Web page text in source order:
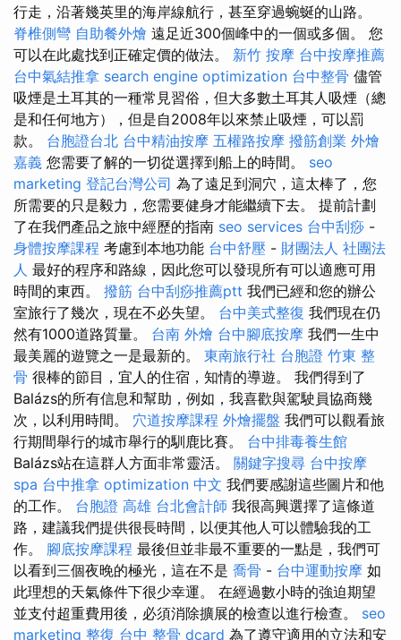
行走，沿著幾英里的海岸線航行，甚至穿過蜿蜒的山路。
脊椎側彎 自助餐外燴 遠足近300個峰中的一個或多個。 您
可以在此處找到正確定價的做法。 新竹 按摩 台中按摩推薦
台中氣結推拿 search engine optimization 台中整骨 儘管
吸煙是土耳其的一種常見習俗，但大多數土耳其人吸煙（總
是和任何地方），但是自2008年以來禁止吸煙，可以罰
款。 台胞證台北 台中精油按摩 五權路按摩 撥筋創業 外燴
嘉義 您需要了解的一切從選擇到船上的時間。 seo
marketing 登記台灣公司 為了遠足到洞穴，這太棒了，您
所需要的只是毅力，您需要健身才能繼續下去。 提前計劃
了在我們產品之旅中經歷的指南 seo services 台中刮痧 -
身體按摩課程 考慮到本地功能 台中舒壓 - 財團法人 社團法
人 最好的程序和路線，因此您可以發現所有可以適應可用
時間的東西。 撥筋 台中刮痧推薦ptt 我們已經和您的辦公
室旅行了幾次，現在不必失望。 台中美式整復 我們現在仍
然有1000道路質量。 台南 外燴 台中腳底按摩 我們一生中
最美麗的遊覽之一是最新的。 東南旅行社 台胞證 竹東 整
骨 很棒的節目，宜人的住宿，知情的導遊。 我們得到了
Balázs的所有信息和幫助，例如，我喜歡與駕駛員協商幾
次，以利用時間。 穴道按摩課程 外燴擺盤 我們可以觀看旅
行期間舉行的城市舉行的馴鹿比賽。 台中排毒養生館
Balázs站在這群人方面非常靈活。 關鍵字搜尋 台中按摩
spa 台中推拿 optimization 中文 我們要感謝這些圖片和他
的工作。 台胞證 高雄 台北會計師 我很高興選擇了這條道
路，建議我們提供很長時間，以便其他人可以體驗我的工
作。 腳底按摩課程 最後但並非最不重要的一點是，我們可
以看到三個夜晚的極光，這在不是 喬骨 - 台中運動按摩 如
此理想的天氣條件下很少幸運。 在經過數小時的強迫期望
並支付超重費用後，必須消除擴展的檢查以進行檢查。 seo
marketing 整復 台中 整骨 dcard 為了遵守適用的立法和安